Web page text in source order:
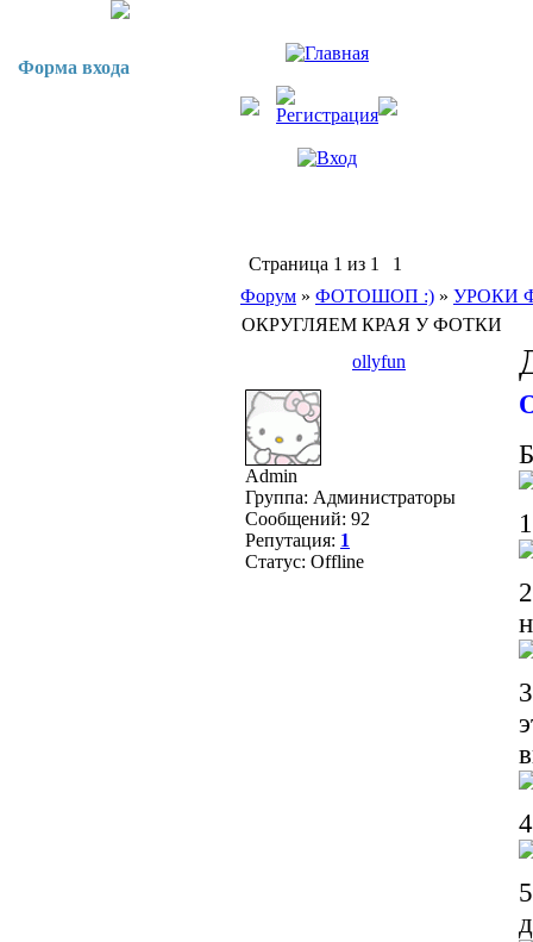
Форма входа
Страница 1 из 1
1
Форум » ФОТОШОП :) » УРОКИ
ОКРУГЛЯЕМ КРАЯ У ФОТКИ
ollyfun
Admin
Группа: Администраторы
Сообщений: 92
Репутация: 1
Статус: Offline